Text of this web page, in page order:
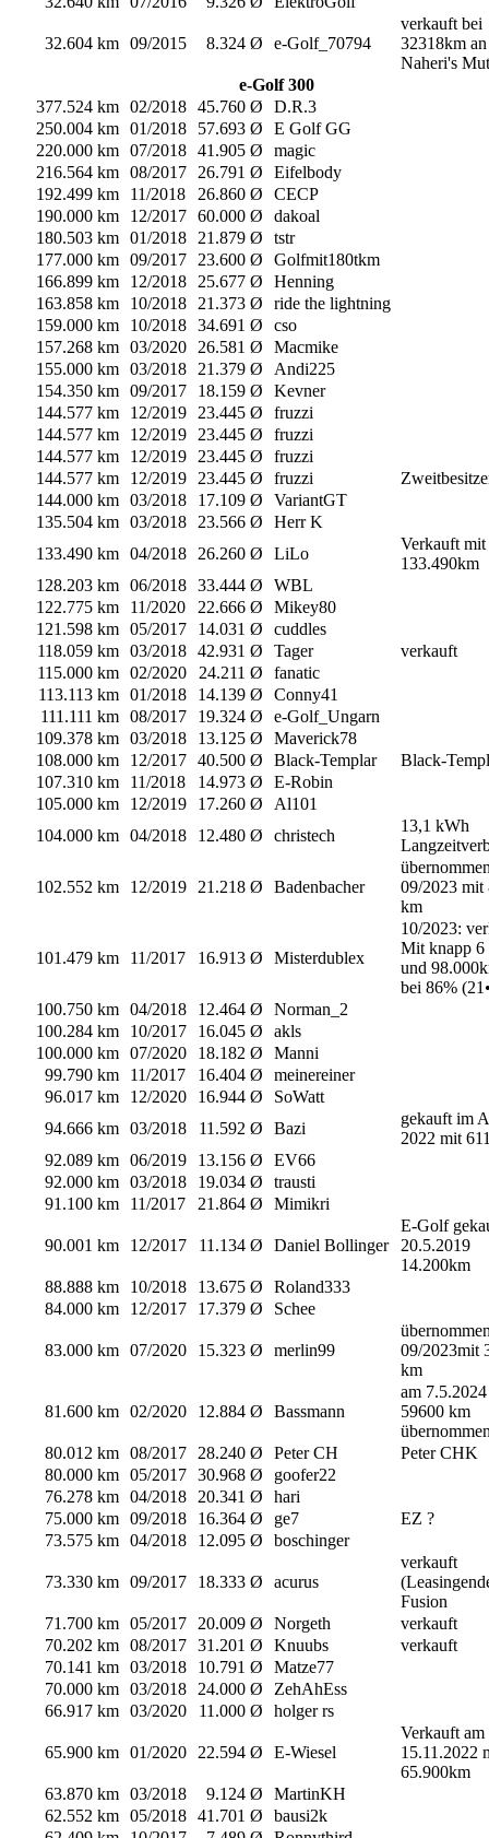
32.604 km 09/2015 8.324 Ø e-Golf_70794
verkauft bei
32318km an
Naheri's
e-Golf 300
377.524 km 02/2018 45.760 Ø
D.R.3
250.004 km 01/2018 57.693 Ø
E Golf GG
220.000 km 07/2018 41.905 Ø
magic
216.564 km 08/2017 26.791 Ø
Eifelbody
192.499 km
11/2018 26.860 Ø
CECP
190.000 km
12/2017 60.000 Ø
dakoal
180.503 km 01/2018 21.879 Ø
tstr
177.000 km 09/2017 23.600 Ø
Golfmit180tkm
166.899 km
12/2018 25.677 Ø
Henning
163.858 km
10/2018 21.373 Ø
ride the lightning
159.000 km
10/2018 34.691 Ø
cso
157.268 km 03/2020 26.581 Ø
Macmike
155.000 km 03/2018 21.379 Ø
Andi225
154.350 km 09/2017 18.159 Ø
Kevner
144.577 km
12/2019 23.445 Ø
fruzzi
144.577 km
12/2019 23.445 Ø
fruzzi
144.577 km
12/2019 23.445 Ø
fruzzi
144.577 km
12/2019 23.445 Ø fruzzi
144.000 km 03/2018 17.109 Ø
VariantGT
135.504 km 03/2018 23.566 Ø
Herr K
133.490 km 04/2018 26.260 Ø LiLo
Verkauft mit
133.490km
128.203 km 06/2018 33.444 Ø
WBL
122.775 km
11/2020 22.666 Ø
Mikey80
121.598 km 05/2017 14.031 Ø
cuddles
118.059 km 03/2018 42.931 Ø Tager
verkauft
115.000 km 02/2020 24.211 Ø
fanatic
113.113 km 01/2018 14.139 Ø
Conny41
111.111 km 08/2017 19.324 Ø
e-Golf_Ungarn
109.378 km 03/2018 13.125 Ø
Maverick78
108.000 km
12/2017 40.500 Ø Black-Templar
Black-
107.310 km
11/2018 14.973 Ø
E-Robin
105.000 km
12/2019 17.260 Ø
Al101
104.000 km 04/2018 12.480 Ø christech
13,1 kWh
102.552 km 12/2019 21.218 Ø Badenbacher
09/2023 mit
km
101.479 km 11/2017 16.913 Ø Misterdublex
10/2023:
Mit knapp 6
und
bei 86%
100.750 km 04/2018 12.464 Ø
Norman_2
100.284 km
10/2017 16.045 Ø
akls
100.000 km 07/2020 18.182 Ø
Manni
99.790 km
11/2017 16.404 Ø
meinereiner
96.017 km
12/2020 16.944 Ø
SoWatt
94.666 km 03/2018 11.592 Ø Bazi
gekauft im
2022 mit
92.089 km 06/2019 13.156 Ø
EV66
92.000 km 03/2018 19.034 Ø
trausti
91.100 km
11/2017 21.864 Ø Mimikri
90.001 km 12/2017 11.134 Ø Daniel Bollinger
E-Golf
20.5.2019
14.200km
88.888 km
10/2018 13.675 Ø
Roland333
84.000 km
12/2017 17.379 Ø Schee
83.000 km 07/2020 15.323 Ø merlin99
09/2023mit
km
81.600 km 02/2020 12.884 Ø Bassmann
am
59600 km
80.012 km 08/2017 28.240 Ø Peter CH
Peter CHK
80.000 km 05/2017 30.968 Ø
goofer22
76.278 km 04/2018 20.341 Ø
hari
75.000 km 09/2018 16.364 Ø ge7
EZ ?
73.575 km 04/2018 12.095 Ø boschinger
73.330 km 09/2017 18.333 Ø acurus
verkauft
Fusion
71.700 km 05/2017 20.009 Ø Norgeth
verkauft
70.202 km 08/2017 31.201 Ø Knuubs
verkauft
70.141 km 03/2018 10.791 Ø
Matze77
70.000 km 03/2018 24.000 Ø
ZehAhEss
66.917 km 03/2020 11.000 Ø holger rs
65.900 km 01/2020 22.594 Ø E-Wiesel
Verkauft am
15.11.2022
65.900km
63.870 km 03/2018 9.124 Ø
MartinKH
62.552 km 05/2018 41.701 Ø
bausi2k